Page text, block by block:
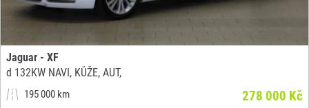
Jaguar - XF
d 132KW NAVI, KŮŽE, AUT,
195 000 km
278 000 Kč